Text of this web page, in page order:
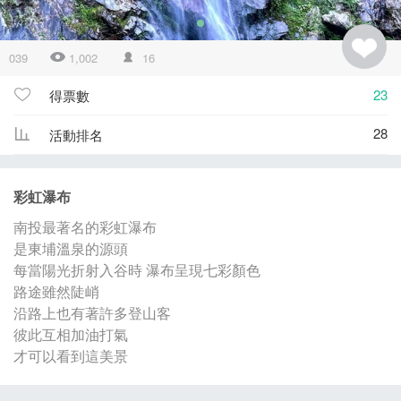
039 1,002 16
得票數 23
活動排名 28
彩虹瀑布
南投最著名的彩虹瀑布
是東埔溫泉的源頭
每當陽光折射入谷時 瀑布呈現七彩顏色
路途雖然陡峭
沿路上也有著許多登山客
彼此互相加油打氣
才可以看到這美景